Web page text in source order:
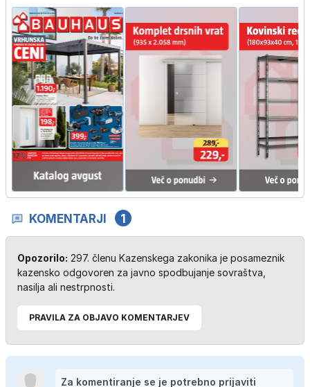
KOMENTARJI 1
Opozorilo: 297. členu Kazenskega zakonika je posameznik
kazensko odgovoren za javno spodbujanje sovraštva,
nasilja ali nestrpnosti.
PRAVILA ZA OBJAVO KOMENTARJEV